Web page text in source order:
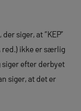
siger, at “KEP”
red.) ikke er særlig
siger efter derbyet
siger, at det er